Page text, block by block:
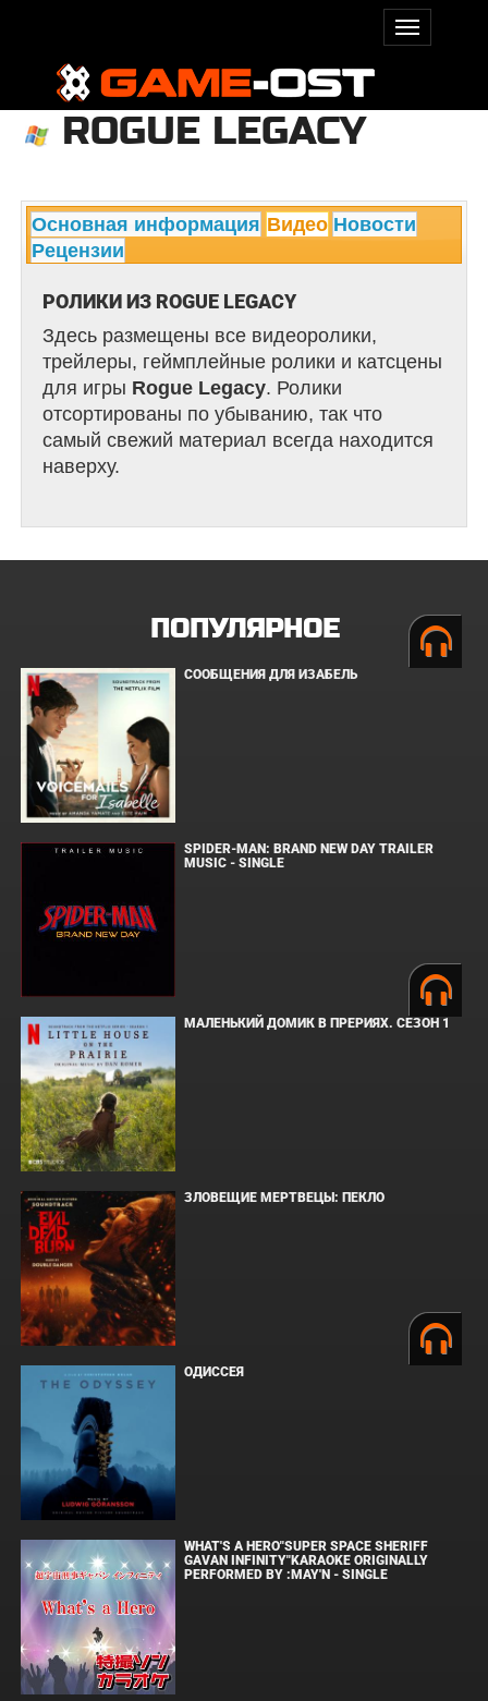
ROGUE LEGACY
Основная информация Видео Новости
Рецензии
РОЛИКИ ИЗ ROGUE LEGACY
Здесь размещены все видеоролики,
трейлеры, геймплейные ролики и катсцены
для игры Rogue Legacy. Ролики
отсортированы по убыванию, так что
самый свежий материал всегда находится
наверху.
ПОПУЛЯРНОЕ
СООБЩЕНИЯ ДЛЯ ИЗАБЕЛЬ
SPIDER-MAN: BRAND NEW DAY TRAILER
MUSIC - SINGLE
МАЛЕНЬКИЙ ДОМИК В ПРЕРИЯХ. СЕЗОН 1
ЗЛОВЕЩИЕ МЕРТВЕЦЫ: ПЕКЛО
ОДИССЕЯ
WHAT'S A HERO"SUPER SPACE SHERIFF
GAVAN INFINITY"KARAOKE ORIGINALLY
PERFORMED BY :MAY'N - SINGLE